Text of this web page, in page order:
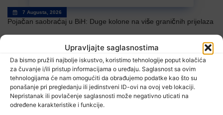
Upravljajte saglasnostima
Da bismo pružili najbolje iskustvo, koristimo tehnologije poput kolačića
za čuvanje i/ili pristup informacijama o uređaju. Saglasnost sa ovim
tehnologijama će nam omogućiti da obrađujemo podatke kao što su
ponašanje pri pregledanju ili jedinstveni ID-ovi na ovoj veb lokaciji.
Nepristanak ili povlačenje saglasnosti može negativno uticati na
određene karakteristike i funkcije.
7 Augusta, 2026
Pojačan saobraćaj u BiH: Duge kolone na više graničnih prijelaza
TV RASPORED